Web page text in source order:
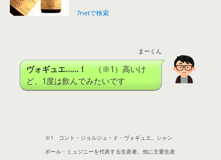
7netで検索
まーくん
ヴォギュエ……！（※1）高いけ
ど、1度は飲んでみたいです
※1 コント・ジョルジュ・ド・ヴォギュエ。シャン
ボール・ミュジニーを代表する生産者。他に主要生産